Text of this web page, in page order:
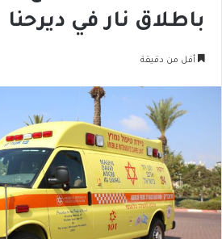
باطلاق نار في ديرحنا
أقل من دقيقة